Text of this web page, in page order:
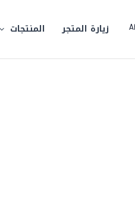
زيارة المتجر المنتجات